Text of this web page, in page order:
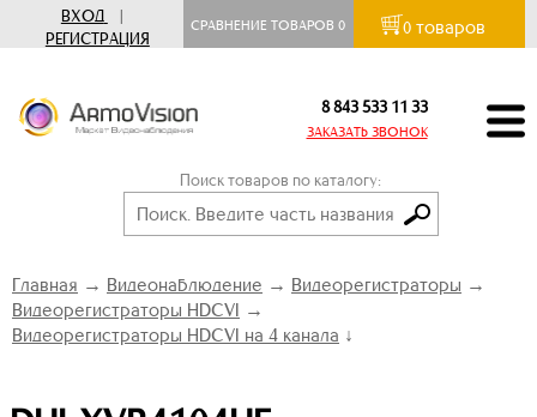
ВХОД
|
РЕГИСТРАЦИЯ
СРАВНЕНИЕ ТОВАРОВ0 0 товаров
8 843 533 11 33
ЗАКАЗАТЬ ЗВОНОК
Поиск товаров по каталогу:
Главная → Видеонаблюдение → Видеорегистраторы →
Видеорегистраторы HDCVI →
Видеорегистраторы HDCVI на 4 канала ↓